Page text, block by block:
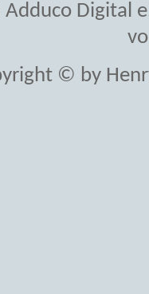
Digital
© by